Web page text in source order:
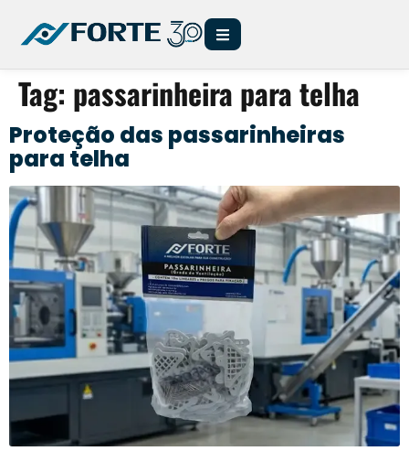
Tag: passarinheira para telha
Proteção das passarinheiras
para telha